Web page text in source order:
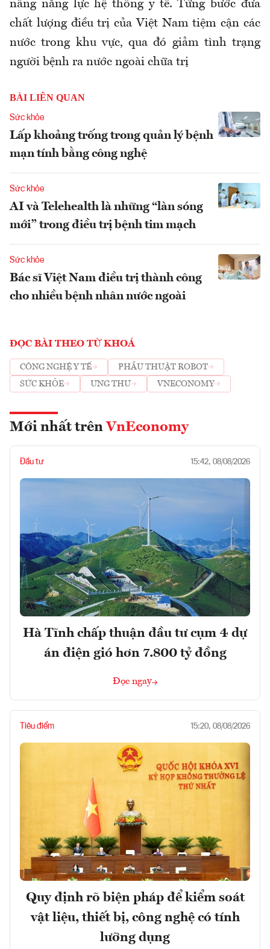
nâng năng lực hệ thống y tế. Từng bước đưa
chất lượng điều trị của Việt Nam tiệm cận các
nước trong khu vực, qua đó giảm tình trạng
người bệnh ra nước ngoài chữa trị
BÀI LIÊN QUAN
Sức khỏe
Lấp khoảng trống trong quản lý bệnh
mạn tính bằng công nghệ
Sức khỏe
AI và Telehealth là những “làn sóng
mới” trong điều trị bệnh tim mạch
Sức khỏe
Bác sĩ Việt Nam điều trị thành công
cho nhiều bệnh nhân nước ngoài
ĐỌC BÀI THEO TỪ KHOÁ
CÔNG NGHỆ Y TẾ
PHẪU THUẬT ROBOT
SỨC KHỎE
UNG THƯ VNECONOMY
Mới nhất trên VnEconomy
Đầu tư 15:42, 08/08/2026
Hà Tĩnh chấp thuận đầu tư cụm 4 dự
án điện gió hơn 7.800 tỷ đồng
Đọc ngay
Tiêu điểm 15:20, 08/08/2026
Quy định rõ biện pháp để kiểm soát
vật liệu, thiết bị, công nghệ có tính
lưỡng dụng